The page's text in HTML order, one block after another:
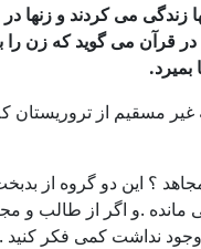
در کاخها زندگی می کردند و
قرآن می گوید که زن را
مسقیم از تروریستان
؟ این دو گروه از
.و اگر از طالب و
نداشت کمی فکر کنید .